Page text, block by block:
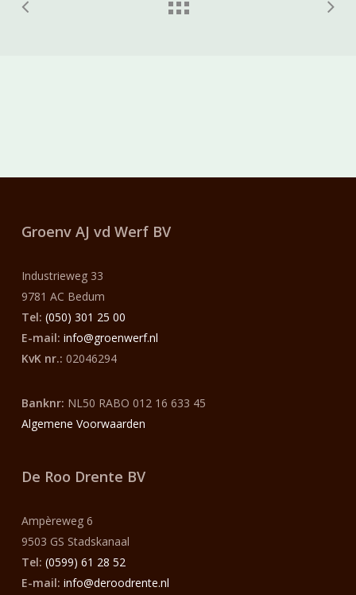
Groenv AJ vd WerfBV
Industrieweg 33
9781 AC Bedum
Tel: (050) 301 25 00
E-mail: info@groenwerf.nl
KvK nr.: 02046294
Banknr: NL50 RABO 012 16 633 45
Algemene Voorwaarden
De Roo Drente BV
Ampèreweg 6
9503 GS Stadskanaal
Tel: (0599) 61 28 52
E-mail: info@deroodrente.nl